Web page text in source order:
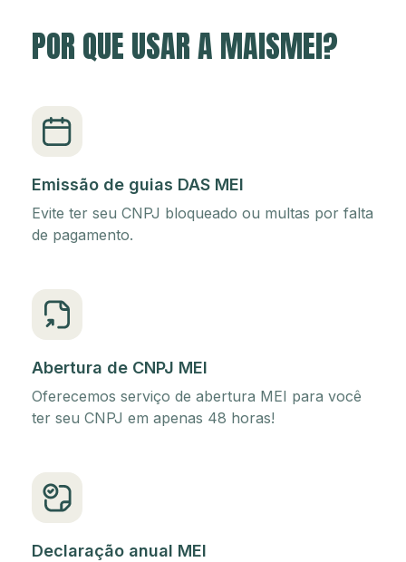
POR QUE USAR A MAISMEI?
Emissão de guias DAS MEI
Evite ter seu CNPJ bloqueado ou multas por falta
de pagamento.
Abertura de CNPJ MEI
Oferecemos serviço de abertura MEI para você
ter seu CNPJ em apenas 48 horas!
Declaração anual MEI